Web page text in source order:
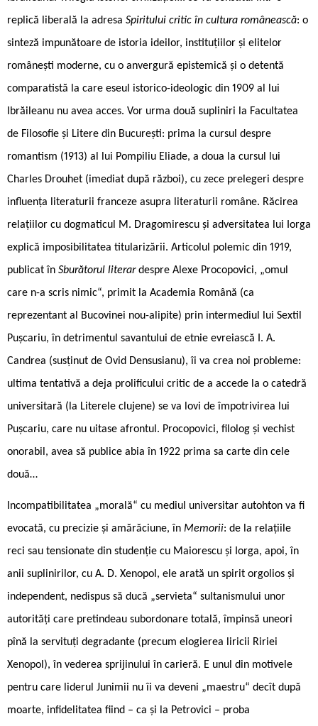
replică liberală la adresa Spiritului critic în cultura românească: o
sinteză impunătoare de istoria ideilor, instituțiilor și elitelor
românești moderne, cu o anvergură epistemică și o detentă
comparatistă la care eseul istorico-ideologic din 1909 al lui
Ibrăileanu nu avea acces. Vor urma două supliniri la Facultatea
de Filosofie și Litere din București: prima la cursul despre
romantism (1913) al lui Pompiliu Eliade, a doua la cursul lui
Charles Drouhet (imediat după război), cu zece prelegeri despre
influența literaturii franceze asupra literaturii române. Răcirea
relațiilor cu dogmaticul M. Dragomirescu și adversitatea lui Iorga
explică imposibilitatea titularizării. Articolul polemic din 1919,
publicat în Sburătorul literardespre Alexe Procopovici, „omul
care n-a scris nimic“, primit la Academia Română (ca
reprezentant al Bucovinei nou-alipite) prin intermediul lui Sextil
Pușcariu, în detrimentul savantului de etnie evreiască I. A.
Candrea (susținut de Ovid Densusianu), îi va crea noi probleme:
ultima tentativă a deja prolificului critic de a accede la o catedră
universitară (la Literele clujene) se va lovi de împotrivirea lui
Pușcariu, care nu uitase afrontul. Procopovici, filolog și vechist
onorabil, avea să publice abia în 1922 prima sa carte din cele
două…
Incompatibilitatea „morală“ cu mediul universitar autohton va fi
evocată, cu precizie și amărăciune, în Memorii: de la relațiile
reci sau tensionate din studenție cu Maiorescu și Iorga, apoi, în
anii suplinirilor, cu A. D. Xenopol, ele arată un spirit orgolios și
independent, nedispus să ducă „servieta“ sultanismului unor
autorități care pretindeau subordonare totală, împinsă uneori
pînă la servituți degradante (precum elogierea liricii Ririei
Xenopol), în vederea sprijinului în carieră. E unul din motivele
pentru care liderul Junimii nu îi va deveni „maestru“ decît după
moarte, infidelitatea fiind – ca și la Petrovici – proba